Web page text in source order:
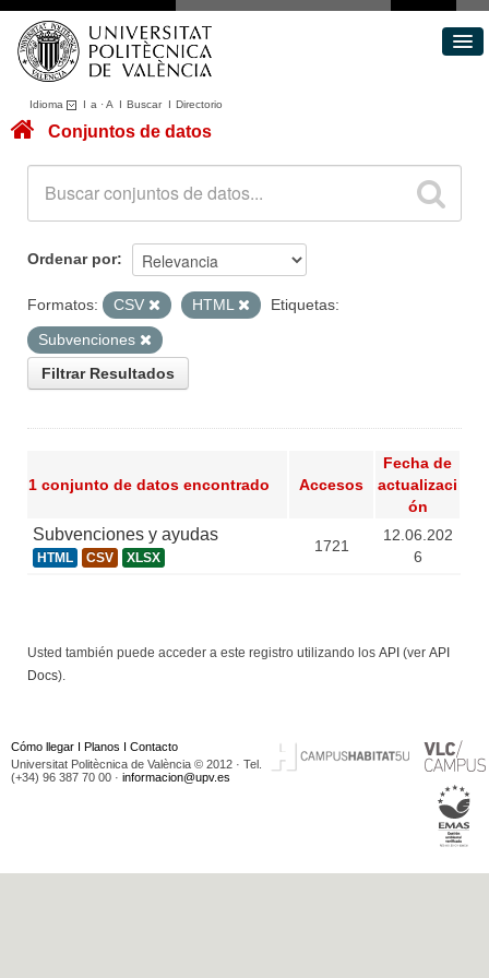
Idioma I a ·A I BuscarI Directorio
Conjuntos de datos
Acerca de
Portal de Transparencia
Conjuntos de datos
Ordenar por
Formatos: CSV HTML
Etiquetas:
Subvenciones
Filtrar Resultados
1 conjunto de datos encontrado Accesos
Fecha de
actualizaci
ón
Subvenciones y ayudas
HTML CSV XLSX
1721
12.06.202
6
Usted también puede acceder a este registro utilizando los API (ver API
Docs).
Cómo llegar I Planos I Contacto
Universitat Politècnica de València © 2012 · Tel.
(+34) 96 387 70 00 · informacion@upv.es